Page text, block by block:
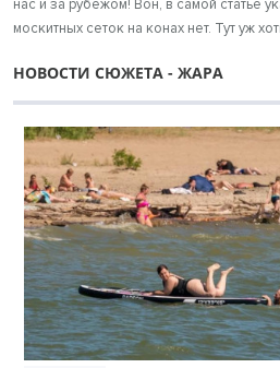
нас и за рубежом! Вон, в самой статье
москитных сеток на конах нет. Тут уж
НОВОСТИ СЮЖЕТА - ЖАРА